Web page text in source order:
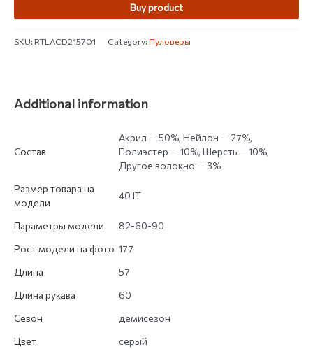
Buy product
SKU:RTLACD215701 Category:Пуловеры
Additional information
Состав
Акрил — 50%, Нейлон — 27%,
Полиэстер — 10%, Шерсть — 10%,
Другое волокно — 3%
Размер товара на
модели
40 IT
Параметры модели
82-60-90
Рост модели на фото 177
Длина
57
Длина рукава
60
Сезон
демисезон
Цвет
серый